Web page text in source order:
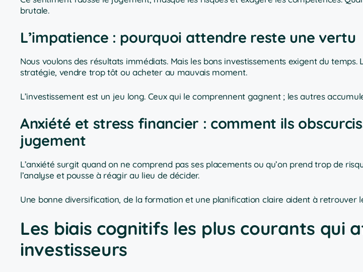
brutale.
L’impatience : pourquoi attendre reste une vertu
Nous voulons des résultats immédiats. Mais les bons investissements exigent du temps.
stratégie, vendre trop tôt ou acheter au mauvais moment.
L’investissement est un jeu long. Ceux qui le comprennent gagnent ; les autres
Anxiété et stress financier : comment ils
jugement
L’anxiété surgit quand on ne comprend pas ses placements ou qu’on prend trop de
l’analyse et pousse à réagir au lieu de décider.
Une bonne diversification, de la formation et une planification claire aident à retrouver
Les biais cognitifs les plus courants qui
investisseurs